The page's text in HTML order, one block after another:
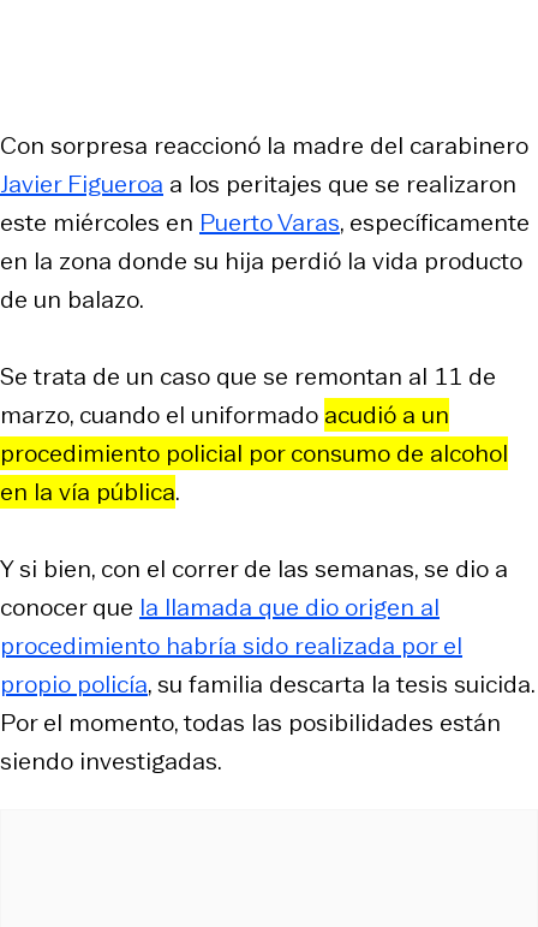
Con sorpresa reaccionó la madre del carabinero
Javier Figueroa a los peritajes que se realizaron
este miércoles en Puerto Varas, específicamente
en la zona donde su hija perdió la vida producto
de un balazo.
Se trata de un caso que se remontan al 11 de
marzo, cuando el uniformado acudió a un
procedimiento policial por consumo de alcohol
en la vía pública.
Y si bien, con el correr de las semanas, se dio a
conocer que la llamada que dio origen al
procedimiento habría sido realizada por el
propio policía, su familia descarta la tesis suicida.
Por el momento, todas las posibilidades están
siendo investigadas.